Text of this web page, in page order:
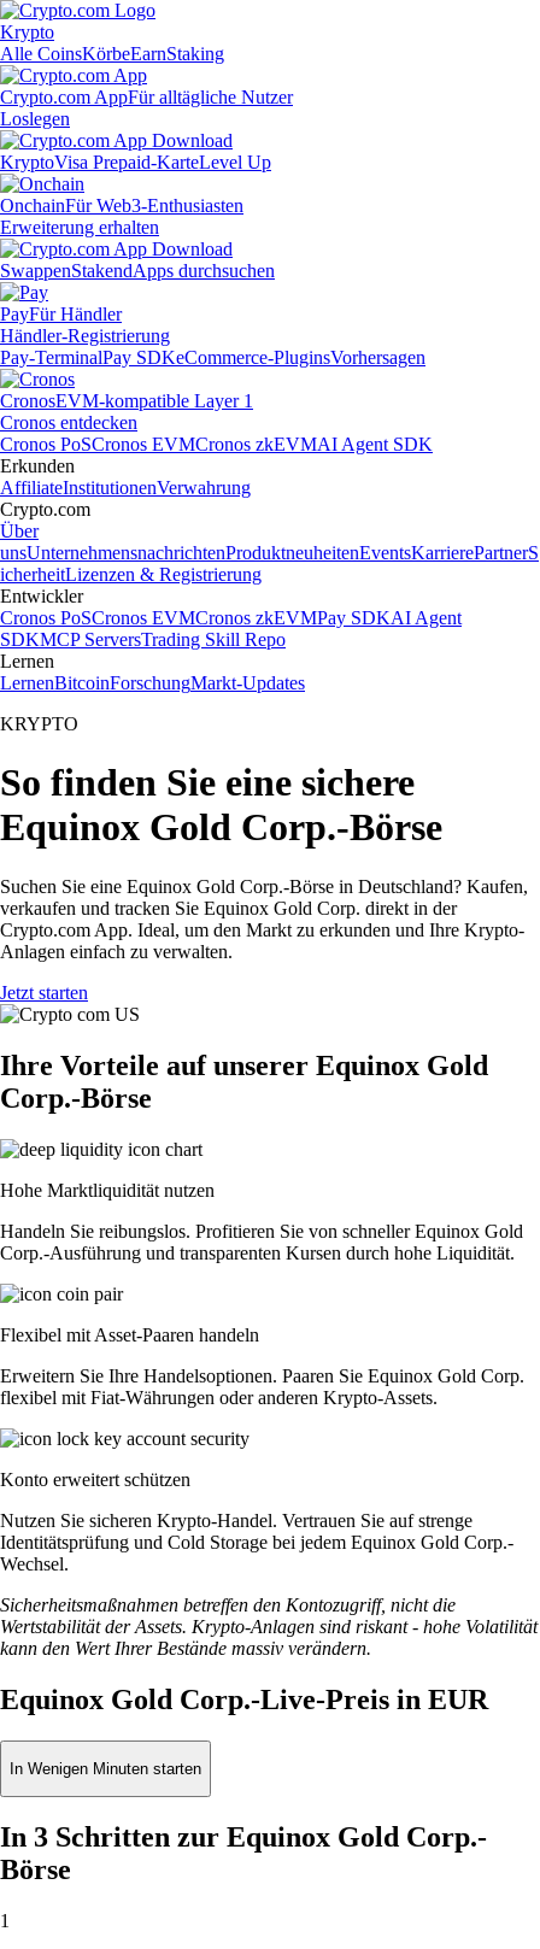
Krypto
Alle CoinsKörbeEarnStaking
Crypto.com AppFür alltägliche Nutzer
Loslegen
KryptoVisa Prepaid-KarteLevel Up
OnchainFür Web3-Enthusiasten
Erweiterung erhalten
SwappenStakendApps durchsuchen
PayFür Händler
Händler-Registrierung
Pay-TerminalPay SDKeCommerce-PluginsVorhersagen
CronosEVM-kompatible Layer 1
Cronos entdecken
Cronos PoSCronos EVMCronos zkEVMAI Agent SDK
Erkunden
AffiliateInstitutionenVerwahrung
Crypto.com
Über
unsUnternehmensnachrichtenProduktneuheitenEventsKarrierePartnerS
icherheitLizenzen & Registrierung
Entwickler
Cronos PoSCronos EVMCronos zkEVMPay SDKAI Agent
SDKMCP ServersTrading Skill Repo
Lernen
LernenBitcoinForschungMarkt-Updates
KRYPTO
So finden Sie eine sichere
Equinox Gold Corp.-Börse
Suchen Sie eine Equinox Gold Corp.-Börse in Deutschland? Kaufen,
verkaufen und tracken Sie Equinox Gold Corp. direkt in der
Crypto.com App. Ideal, um den Markt zu erkunden und Ihre Krypto-
Anlagen einfach zu verwalten.
Jetzt starten
Ihre Vorteile auf unserer Equinox Gold
Corp.-Börse
Hohe Marktliquidität nutzen
Handeln Sie reibungslos. Profitieren Sie von schneller Equinox Gold
Corp.-Ausführung und transparenten Kursen durch hohe Liquidität.
Flexibel mit Asset-Paaren handeln
Erweitern Sie Ihre Handelsoptionen. Paaren Sie Equinox Gold Corp.
flexibel mit Fiat-Währungen oder anderen Krypto-Assets.
Konto erweitert schützen
Nutzen Sie sicheren Krypto-Handel. Vertrauen Sie auf strenge
Identitätsprüfung und Cold Storage bei jedem Equinox Gold Corp.-
Wechsel.
Sicherheitsmaßnahmen betreffen den Kontozugriff, nicht die
Wertstabilität der Assets. Krypto-Anlagen sind riskant - hohe Volatilität
kann den Wert Ihrer Bestände massiv verändern.
Equinox Gold Corp.-Live-Preis in EUR
In Wenigen Minuten starten
In 3 Schritten zur Equinox Gold Corp.-
Börse
1